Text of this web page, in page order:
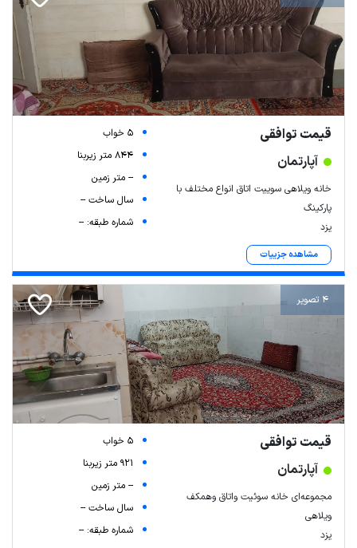
قیمت توافقی
آپارتمان
خانه ویلاهی سوییت اتاق انواع مختلف با
پارکینگ
یزد
مشاهده جزییات
5 خواب
844 متر زیربنا
-- متر زمین
سال ساخت --
شماره طبقه: --
4 تصویر
قیمت توافقی
آپارتمان
مجموعه‌ای خانه سوئیت واتاق وهمکف
ویلاهی
یزد
5 خواب
921 متر زیربنا
-- متر زمین
سال ساخت --
شماره طبقه: --